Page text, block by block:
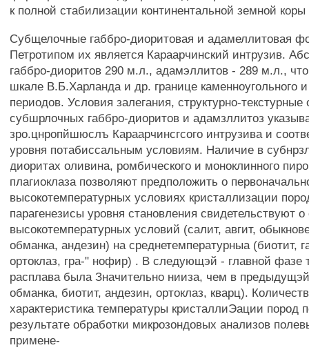
к полной стабилизации континентальной земной коры
Субщелочные габбро-диоритовая и адамеллитовая
Петротипом их является Караарчинский интрузив.
габбро-диоритов 290 м.л., адамэллитов - 289 м.л., что
шкале В.Б.Харланда и др. границе каменноугольного
периодов. Условия залегания, структурно-текстурные
субшрлочных габбро-диоритов и адамзллитоз
зро.цнропйшюслъ Караарчинсгсого интрузива и
уровня потабиссальным условиям. Наличие в
диоритах оливина, ромбического и моноклинного
плагиоклаза позволяют предположить о
высокотемпературных условиях кристаллизации
парагенезисы уровня становления свидетельствуют
высокотемпературных условий (салит, авгит,
обманка, андезин) на среднетемпературныа (биотит,
ортоклаз, гра-" нофир) . В следующэй - главной фазе
расплава была Значительно нииза, чем в
обманка, биотит, андезин, ортоклаз, кварц).
характеристика температуры кристаллиЭации пород
результате обработки микрозондовых анализов
примене-